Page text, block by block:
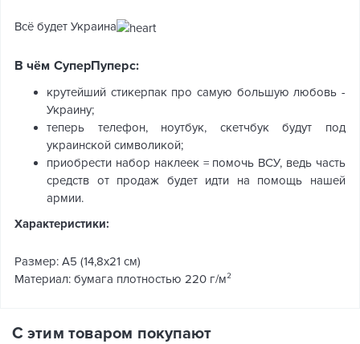
Всё будет Украина
В чём СуперПуперс:
крутейший стикерпак про самую большую любовь -
Украину;
теперь телефон, ноутбук, скетчбук будут под
украинской символикой;
приобрести набор наклеек = помочь ВСУ, ведь часть
средств от продаж будет идти на помощь нашей
армии.
Характеристики:
Размер: А5 (14,8х21 см)
Материал: бумага плотностью 220 г/м²
С этим товаром покупают